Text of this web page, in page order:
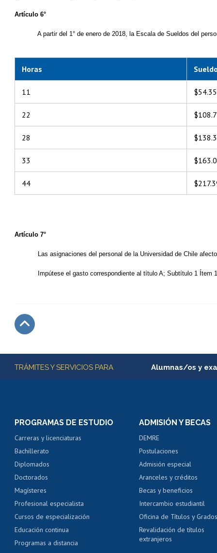
Artículo 6°
A partir del 1° de enero de 2018, la Escala de Sueldos del
Horas
11
22
28
33
44
Artículo 7°
Las asignaciones del personal de la Universidad de Chile
Impútese el gasto correspondiente al título A; Subtítulo 1
Más información
TRÁMITES Y SERVICIOS PARA Alumnas/os y
Consulta y certificado
Servicio médico y
Pago de arancel y
Pago de arancel y
Certificado de títulos
PROGRAMAS DE ESTUDIO
Carreras y licenciaturas
Bachillerato
Diplomados
Doctorados
Magísteres
Profesional especialista
Cursos de especialización
Educación continua
Programas a distancia
ADMISIÓN Y BECAS
DEMRE
Postulaciones
Admisión especial
Aranceles y créditos
Becas y beneficios
Intercambio estudiantil
Oficina de Títulos y Grados
Revalidación de títulos
extranjeros